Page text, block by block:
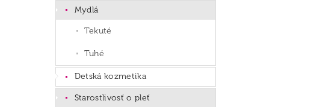
Mydlá
Tekuté
Tuhé
Detská kozmetika
Starostlivosť o pleť